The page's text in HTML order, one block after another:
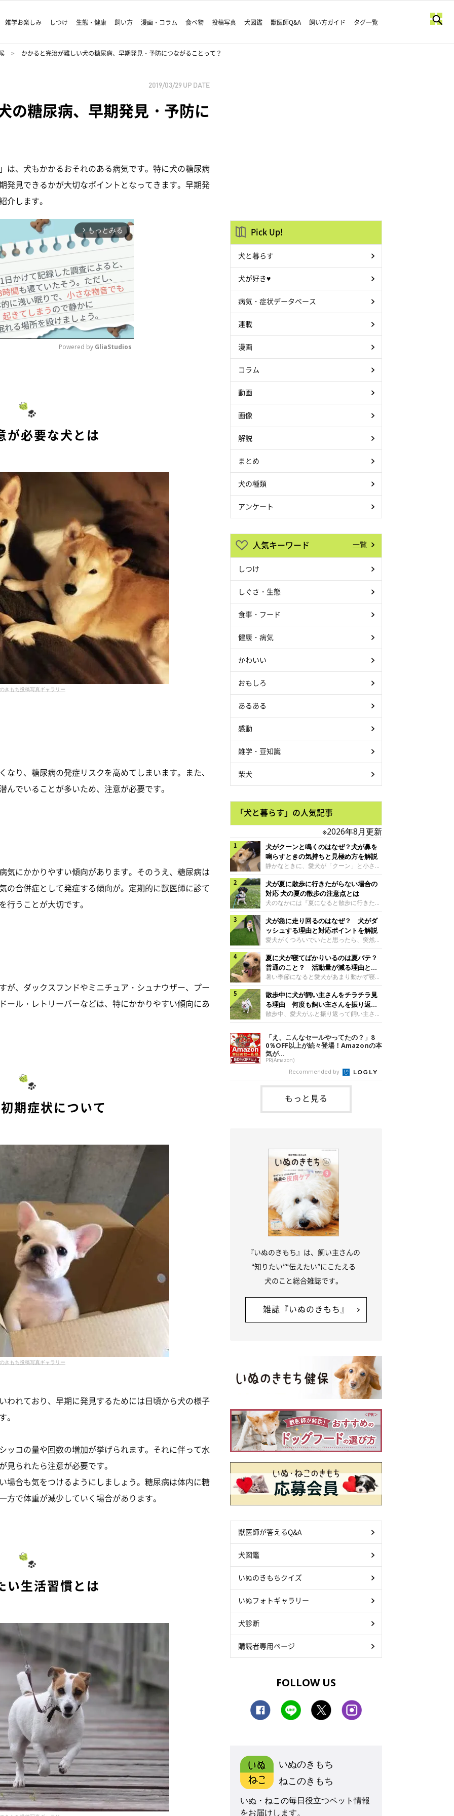
雑学お楽しみ しつけ 生態・健康 飼い方 漫画・コラム 食べ物 投稿写真 犬図鑑 獣医師Q&A 飼い方ガイド タグ一覧
かかると完治が難しい犬の糖尿病、早期発見・予防につながることって？
2019/03/29 UP DATE
の糖尿病、早期発見・予防に
は、犬もかかるおそれのある病気です。特に犬の糖尿病
発見できるかが大切なポイントとなってきます。早期発
介します。
arrow_forward_ios もっとみる
Powered by GliaStudios
が必要な犬とは
きもち投稿写真ギャラリー
り、糖尿病の発症リスクを高めてしまいます。また、
でいることが多いため、注意が必要です。
気にかかりやすい傾向があります。そのうえ、糖尿病は
の合併症として発症する傾向が。定期的に獣医師に診て
うことが大切です。
が、ダックスフンドやミニチュア・シュナウザー、プー
ール・レトリーバーなどは、特にかかりやすい傾向にあ
期症状について
きもち投稿写真ギャラリー
われており、早期に発見するためには日頃から犬の様子
。
ッコの量や回数の増加が挙げられます。それに伴って水
られたら注意が必要です。
場合も気をつけるようにしましょう。糖尿病は体内に糖
で体重が減少していく場合があります。
い生活習慣とは
Pick Up!
犬と暮らす
犬が好き♥
病気・症状データベース
連載
漫画
コラム
動画
画像
解説
まとめ
犬の種類
アンケート
人気キーワード 一覧
しつけ
しぐさ・生態
食事・フード
健康・病気
かわいい
おもしろ
あるある
感動
雑学・豆知識
柴犬
「犬と暮らす」の人気記事
※2026年8月更新
犬がクーンと鳴くのはなぜ？犬が鼻を
鳴らすときの気持ちと見極め方を解説
静かなときに、愛犬が「クーン」と小さく
鳴いたり、鼻を鳴らすような音を出したり
することはありませんか？ 大きく吠える
わけではない分、「不安なの？それとも何
かお願いしているの？」と気になる飼い主
さんもいるかもしれません。今回は、犬が
クーンと鳴く理由や鼻鳴らしの背景、見極
め方と対応のポイントなどについて、いぬ
のきもち獣医師相談室の原 駿太朗先生に
伺いました。クーンと鳴くのはどんな気持
ち？いぬのきもち投稿写真ギャラリー犬が
クーンと小さく鳴くときは、何らかの感情
を伝えようとしている場合があると考えら
れています。大
犬が夏に散歩に行きたがらない場合の
対応 犬の夏の散歩の注意点とは
犬のなかには『夏になると散歩に行きたが
らない、歩かなくなる』『暑い季節は散歩
の気配を察すると涼しい部屋から出ようと
しない』など散歩に行きたがらないコもい
るようです。愛犬の運動をさせてあげたい
のに、散歩に行きたがらない。このような
場合はどう対応すればよいのでしょうか？
「愛犬が夏に散歩に行きたがらない場合の
対応」について、いぬのきもち獣医師相談
室の白山さとこ先生に聞きました。Q.夏に
犬の散歩に行くときの注意点は？ いぬの
きもち投稿写真ギャラリーーー夏に愛犬と
散歩に行くときは、どのようなことに注意
をするとよい
犬が急に走り回るのはなぜ？ 犬がダ
ッシュする理由と対応ポイントを解説
愛犬がくつろいでいたと思ったら、突然部
屋の中を走り回り始める――そんな様子に
驚いたことはありませんか？ 急な動きに
「何が起きているの？」と戸惑う飼い主さ
んも多いでしょう。落ち着いていたはずな
のに、急にスイッチが入ったように見える
と不安になることもあります。今回は、犬
が急に走り回る理由や見極め方などについ
て、いぬのきもち獣医師相談室の岡本りさ
先生に伺いました。犬が急に走り回るのは
ラリー犬が突然走り回る行動は、必ずしも
珍しいものではないと考えられています。
体にたまったエ
夏に犬が寝てばかりいるのは夏バテ？
普通のこと？ 活動量が減る理由と対
策とは
暑い季節になると愛犬があまり動かず寝て
ばかりだと感じる飼い主さんはいません
か？その様子に、愛犬が夏バテで疲れてい
るのか、元気がないのかなど不安に感じる
方もいるのではないかと思います。 で
は、犬が寝てばかりいるときに対処が必要
「犬の活動量が夏に減る理由と対策」につ
いて、いぬのきもち獣医師相談室の山口み
き先生に話を聞きました。Q. 夏に犬の活
動量が減る理由は？ いぬのきもち投稿写
真ギャラリーーー夏に愛犬の活動量が減る
と感じる飼い主さんもいるようです。理由
としてどのようなこ
散歩中に犬が飼い主さんをチラチラ見
る理由 何度も飼い主さんを振り返る
のはなぜ？
散歩中、愛犬がふと振り返って飼い主さん
の様子を確認する…そんな場面に心当たり
はありませんか？ 何度もチラチラ見られ
ると、「何か気になることがあるの？」
「ちゃんと歩けているかな」と不安になる
ことがあるかもしれません。愛犬が歩きな
がら飼い主さんを振り返るしぐさには、ど
んな気持ちが隠れているのでしょうか。今
回は、犬が散歩中に飼い主さんを確認する
理由や注意すべきサインの見極めかた、対
応のポイントなどについて、いぬのきもち
獣医師相談室の原 駿太朗先生に伺いまし
「え、こんなセールやってたの？」8
0％OFF以上が続々登場！Amazonの本
気が...
PR(Amazon)
Recommended by
もっと見る
『いぬのきもち』は、飼い主さんの
“知りたい”“伝えたい”にこたえる
犬のこと総合雑誌です。
雑誌『いぬのきもち』
獣医師が答えるQ&A
犬図鑑
いぬのきもちクイズ
いぬフォトギャラリー
犬診断
購読者専用ページ
FOLLOW US
いぬのきもち
ねこのきもち
いぬ・ねこの毎日役立つペット情報
をお届けします。